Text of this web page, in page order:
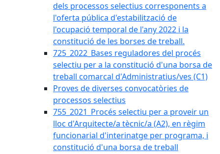
dels processos selectius corresponents a
l'oferta pública d'estabilització de
l'ocupació temporal de l'any 2022 i la
constitució de les borses de treball.
725_2022_Bases reguladores del procés
selectiu per a la constitució d'una borsa de
treball comarcal d'Administratius/ves (C1)
Proves de diverses convocatòries de
processos selectius
755_2021_Procés selectiu per a proveir un
lloc d'Arquitecte/a tècnic/a (A2), en règim
funcionarial d'interinatge per programa, i
constitució d'una borsa de treball